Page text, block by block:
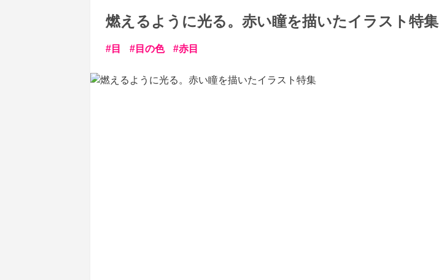
燃えるように光る。赤い瞳を描いたイラスト特集
目 目の色 赤目